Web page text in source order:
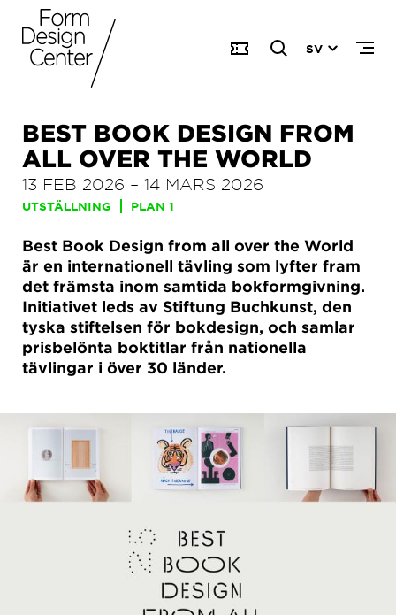
SV
BEST BOOK DESIGN FROM
ALL OVER THE WORLD
13 FEB 2026 – 14 MARS 2026
UTSTÄLLNING PLAN 1
Best Book Design from all over the World
är en internationell tävling som lyfter fram
det främsta inom samtida bokformgivning.
Initiativet leds av Stiftung Buchkunst, den
tyska stiftelsen för bokdesign, och samlar
prisbelönta boktitlar från nationella
tävlingar i över 30 länder.